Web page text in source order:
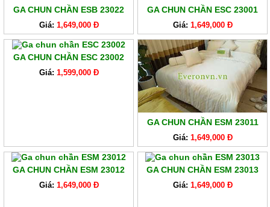
GA CHUN CHẦN ESB 23022
Giá: 1,649,000 Đ
GA CHUN CHẦN ESC 23001
Giá: 1,649,000 Đ
GA CHUN CHẦN ESC 23002
Giá: 1,599,000 Đ
GA CHUN CHẦN ESM 23011
Giá: 1,649,000 Đ
GA CHUN CHẦN ESM 23012
Giá: 1,649,000 Đ
GA CHUN CHẦN ESM 23013
Giá: 1,649,000 Đ